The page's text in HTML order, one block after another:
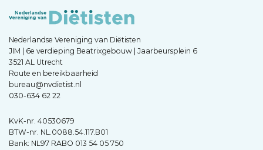
Nederlandse Vereniging van Diëtisten
JIM | 6e verdieping Beatrixgebouw | Jaarbeursplein 6
3521 AL Utrecht
Route en bereikbaarheid
bureau@nvdietist.nl
030-634 62 22
KvK-nr. 40530679
BTW-nr. NL.0088.54.117.B01
Bank: NL97 RABO 013 54 05 750